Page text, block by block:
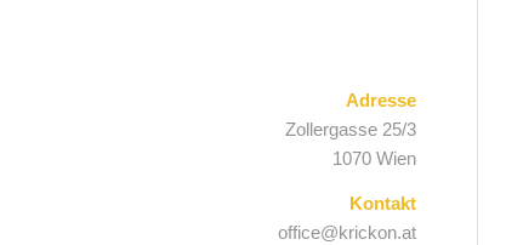
Adresse
Zollergasse 25/3
1070 Wien
Kontakt
office@krickon.at